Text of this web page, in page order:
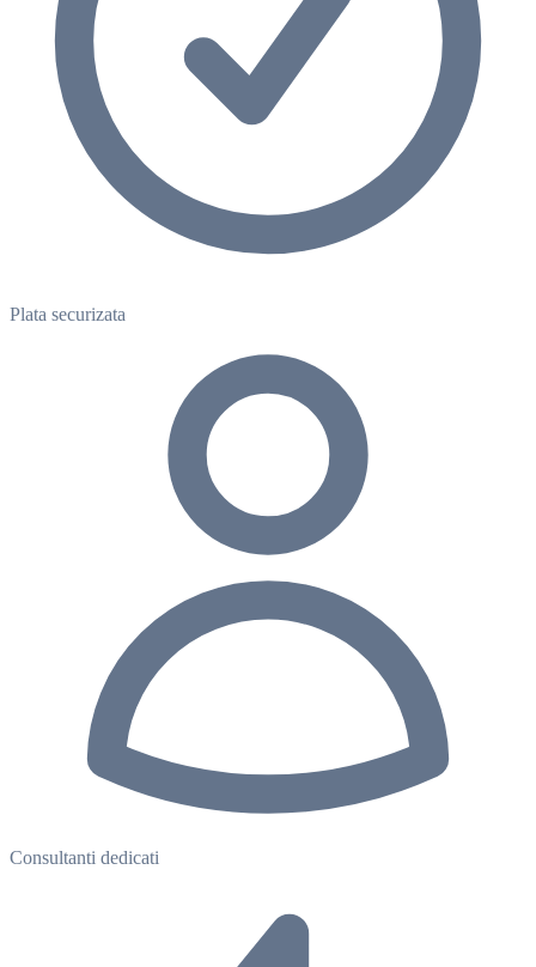
Plata securizata
Consultanti dedicati